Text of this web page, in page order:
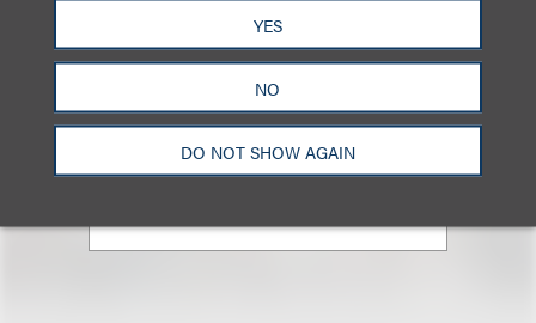
YES
NO
DO NOT SHOW AGAIN
Lawrence Venick
北京和香港办公处管理合伙人
+86.10.5954.3688
Email